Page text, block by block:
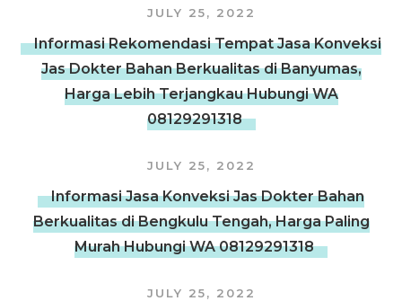
JULY 25, 2022
Informasi Rekomendasi Tempat Jasa Konveksi
Jas Dokter Bahan Berkualitas di Banyumas,
Harga Lebih Terjangkau Hubungi WA
08129291318
JULY 25, 2022
Informasi Jasa Konveksi Jas Dokter Bahan
Berkualitas di Bengkulu Tengah, Harga Paling
Murah Hubungi WA 08129291318
JULY 25, 2022